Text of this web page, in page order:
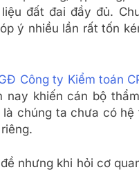
đất đai đầy đủ.
ý nhiều lần rất tốn
Công ty Kiểm toán
khiến cán bộ
chúng ta chưa có
nhưng khi hỏi cơ